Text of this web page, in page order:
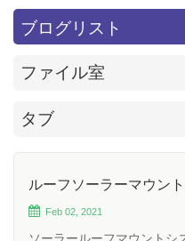
ブログリスト
ファイル室
タブ
ルーフソーラーマウン
Feb 02, 2021
ソーラールーフマウントシ